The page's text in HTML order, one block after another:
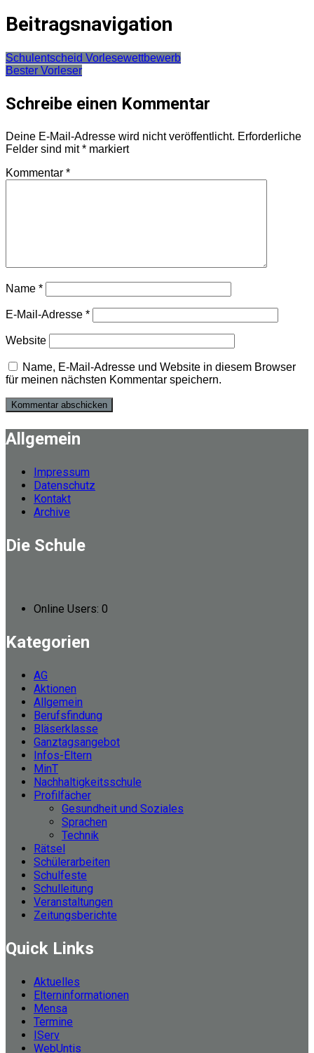
Beitragsnavigation
Schulentscheid Vorlesewettbewerb
Bester Vorleser
Schreibe einen Kommentar
Deine E-Mail-Adresse wird nicht veröffentlicht. Erforderliche
Felder sind mit* markiert
Kommentar *
Name *
E-Mail-Adresse *
Website
Name, E-Mail-Adresse und Website in diesem Browser
für meinen nächsten Kommentar speichern.
Allgemein
Impressum
Datenschutz
Kontakt
Archive
Die Schule
Online Users: 0
Kategorien
AG
Aktionen
Allgemein
Berufsfindung
Bläserklasse
Ganztagsangebot
Infos-Eltern
MinT
Nachhaltigkeitsschule
Profilfächer
Gesundheit und Soziales
Sprachen
Technik
Rätsel
Schülerarbeiten
Schulfeste
Schulleitung
Veranstaltungen
Zeitungsberichte
Quick Links
Aktuelles
Elterninformationen
Mensa
Termine
IServ
WebUntis